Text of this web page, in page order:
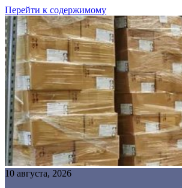
Перейти к содержимому
10 августа, 2026